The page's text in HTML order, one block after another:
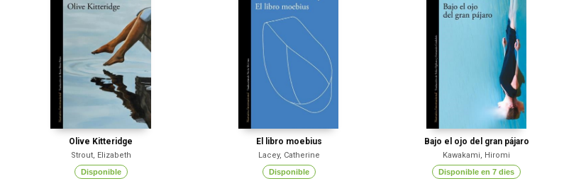
Olive Kitteridge
Strout, Elizabeth
Disponible
El libro moebius
Lacey, Catherine
Disponible
Bajo el ojo del gran pájaro
Kawakami, Hiromi
Disponible en 7 dies